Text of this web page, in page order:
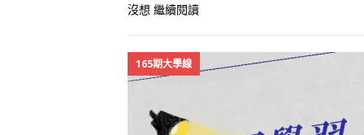
沒想 繼續閱讀
165期大學線